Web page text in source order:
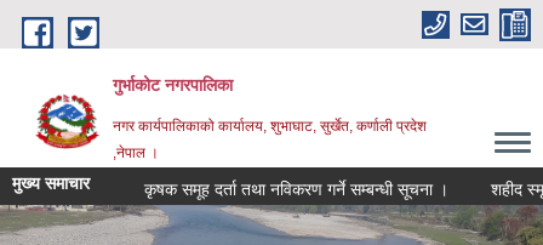
Skip to main content
गुर्भाकोट नगरपालिका
नगर कार्यपालिकाको कार्यालय, शुभाघाट, सुर्खेत, कर्णाली प्रदेश
,नेपाल ।
मुख्य समाचार कृषक समूह दर्ता तथा नविकरण गर्ने सम्बन्धी सूचना । शहीद स्मृति